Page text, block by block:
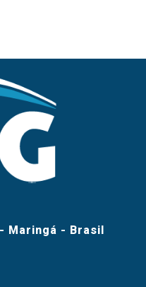
Maringá - Brasil